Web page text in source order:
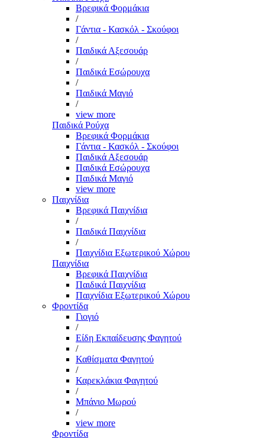
Βρεφικά Φορμάκια
/
Γάντια - Κασκόλ - Σκούφοι
/
Παιδικά Αξεσουάρ
/
Παιδικά Εσώρουχα
/
Παιδικά Μαγιό
/
view more
Παιδικά Ρούχα
Βρεφικά Φορμάκια
Γάντια - Κασκόλ - Σκούφοι
Παιδικά Αξεσουάρ
Παιδικά Εσώρουχα
Παιδικά Μαγιό
view more
Παιχνίδια
Βρεφικά Παιχνίδια
/
Παιδικά Παιχνίδια
/
Παιχνίδια Εξωτερικού Χώρου
Παιχνίδια
Βρεφικά Παιχνίδια
Παιδικά Παιχνίδια
Παιχνίδια Εξωτερικού Χώρου
Φροντίδα
Γιογιό
/
Είδη Εκπαίδευσης Φαγητού
/
Καθίσματα Φαγητού
/
Καρεκλάκια Φαγητού
/
Μπάνιο Μωρού
/
view more
Φροντίδα